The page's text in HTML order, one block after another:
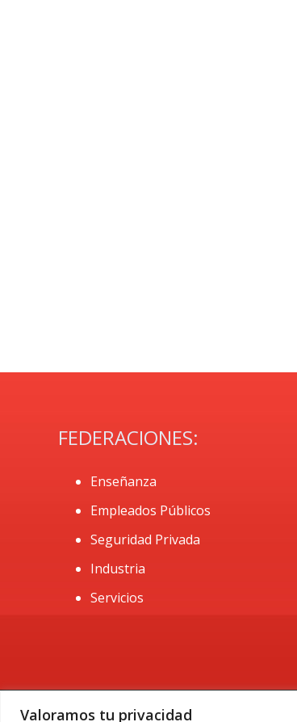
Valoramos tu privacidad
FEDERACIONES:
Enseñanza
Empleados Públicos
Seguridad Privada
Industria
Servicios